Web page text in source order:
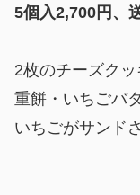
5個入2,700円、
2枚のチーズク
重餅・いちごバ
いちごがサンド